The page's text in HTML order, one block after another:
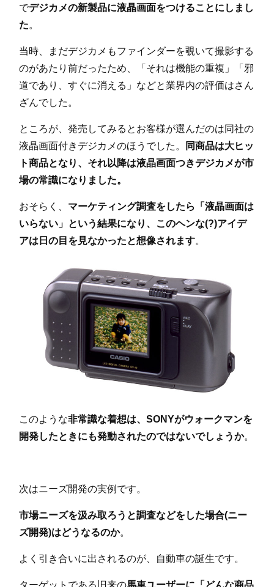
でデジカメの新製品に液晶画面をつけることにしまし
た。
当時、まだデジカメもファインダーを覗いて撮影する
のがあたり前だったため、「それは機能の重複」「邪
道であり、すぐに消える」などと業界内の評価はさん
ざんでした。
ところが、発売してみるとお客様が選んだのは同社の
液晶画面付きデジカメのほうでした。
同商品は大ヒッ
ト商品となり、それ以降は液晶画面つきデジカメが市
場の常識になりました。
おそらく、 マーケティング調査をしたら「液晶画面は
いらない」という結果になり、このヘンな(?)アイデ
アは日の目を見なかったと想像されます。
このような非常識な着想は、SONYがウォークマンを
開発したときにも発動されたのではないでしょうか。
次はニーズ開発の実例です。
市場ニーズを汲み取ろうと調査などをした場合(ニー
ズ開発)はどうなるのか。
よく引き合いに出されるのが、自動車の誕生です。
ターゲットである旧来の馬車ユーザーに「どんな商品